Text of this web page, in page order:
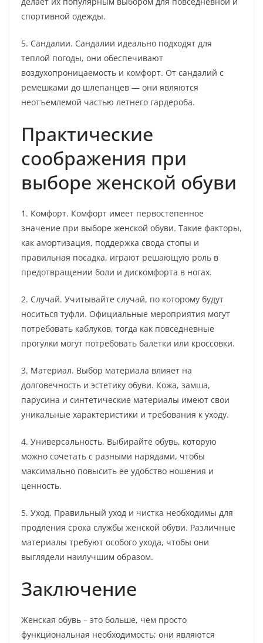
спортивной одежды.
5. Сандалии. Сандалии идеально подходят для
теплой погоды, они обеспечивают
воздухопроницаемость и комфорт. От сандалий с
ремешками до шлепанцев — они являются
неотъемлемой частью летнего гардероба.
Практические
соображения при
выборе женской обуви
1. Комфорт. Комфорт имеет первостепенное
значение при выборе женской обуви. Такие факторы,
как амортизация, поддержка свода стопы и
правильная посадка, играют решающую роль в
предотвращении боли и дискомфорта в ногах.
2. Случай. Учитывайте случай, по которому будут
носиться туфли. Официальные мероприятия могут
потребовать каблуков, тогда как повседневные
прогулки могут потребовать балетки или кроссовки.
3. Материал. Выбор материала влияет на
долговечность и эстетику обуви. Кожа, замша,
парусина и синтетические материалы имеют свои
уникальные характеристики и требования к уходу.
4. Универсальность. Выбирайте обувь, которую
можно сочетать с разными нарядами, чтобы
максимально повысить ее удобство ношения и
ценность.
5. Уход. Правильный уход и чистка необходимы для
продления срока службы женской обуви. Различные
материалы требуют особого ухода, чтобы они
выглядели наилучшим образом.
Заключение
Женская обувь – это больше, чем просто
функциональная необходимость; они являются